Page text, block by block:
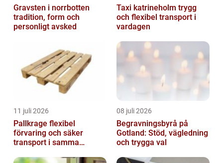
Gravsten i norrbotten
tradition, form och
personligt avsked
Taxi katrineholm trygg
och flexibel transport i
vardagen
11 juli 2026
Pallkrage flexibel
förvaring och säker
transport i samma
08 juli 2026
Begravningsbyrå på
Gotland: Stöd, vägledning
och trygga val